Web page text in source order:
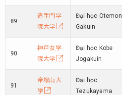
89
追手門学
院大学
Đại học Otemon
Gakuin
90
神戸女学
院大学
Đại học Kobe
Jogakuin
91
帝塚山大
学
Đại học
Tezukayama